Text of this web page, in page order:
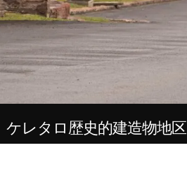
ケレタロ歴史的建造物地区